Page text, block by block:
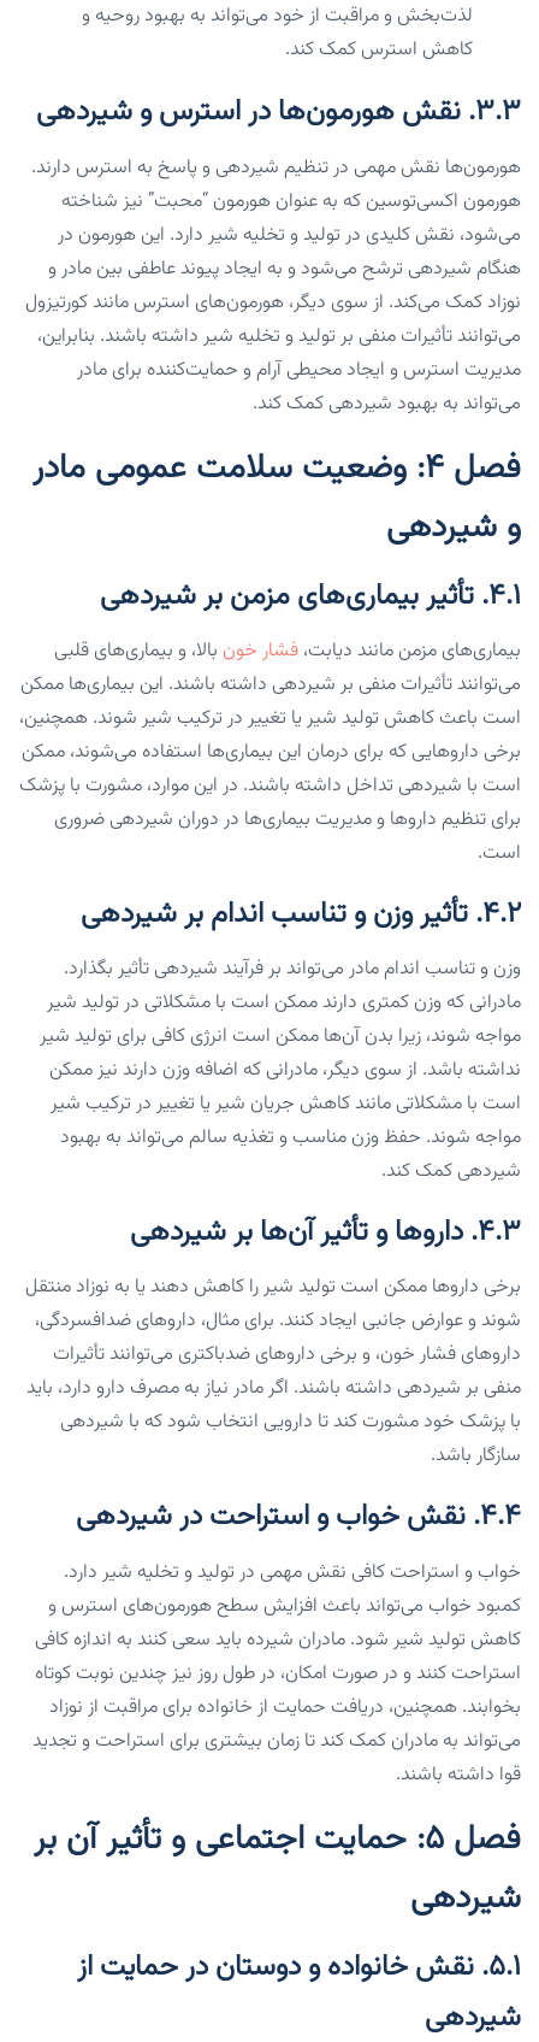
لذت‌بخش و مراقبت از خود می‌تواند به بهبود روحیه و
کاهش استرس کمک کند.
۳.۳. نقش هورمون‌ها در استرس و شیردهی
هورمون‌ها نقش مهمی در تنظیم شیردهی و پاسخ به استرس دارند.
هورمون اکسی‌توسین که به عنوان هورمون “محبت” نیز شناخته
می‌شود، نقش کلیدی در تولید و تخلیه شیر دارد. این هورمون در
هنگام شیردهی ترشح می‌شود و به ایجاد پیوند عاطفی بین مادر و
نوزاد کمک می‌کند. از سوی دیگر، هورمون‌های استرس مانند کورتیزول
می‌توانند تأثیرات منفی بر تولید و تخلیه شیر داشته باشند. بنابراین،
مدیریت استرس و ایجاد محیطی آرام و حمایت‌کننده برای مادر
می‌تواند به بهبود شیردهی کمک کند.
فصل ۴: وضعیت سلامت عمومی مادر
و شیردهی
۴.۱. تأثیر بیماری‌های مزمن بر شیردهی
بیماری‌های مزمن مانند دیابت، فشار خون بالا، و بیماری‌های قلبی
می‌توانند تأثیرات منفی بر شیردهی داشته باشند. این بیماری‌ها ممکن
است باعث کاهش تولید شیر یا تغییر در ترکیب شیر شوند. همچنین،
برخی داروهایی که برای درمان این بیماری‌ها استفاده می‌شوند، ممکن
است با شیردهی تداخل داشته باشند. در این موارد، مشورت با پزشک
برای تنظیم داروها و مدیریت بیماری‌ها در دوران شیردهی ضروری
است.
۴.۲. تأثیر وزن و تناسب اندام بر شیردهی
وزن و تناسب اندام مادر می‌تواند بر فرآیند شیردهی تأثیر بگذارد.
مادرانی که وزن کمتری دارند ممکن است با مشکلاتی در تولید شیر
مواجه شوند، زیرا بدن آن‌ها ممکن است انرژی کافی برای تولید شیر
نداشته باشد. از سوی دیگر، مادرانی که اضافه وزن دارند نیز ممکن
است با مشکلاتی مانند کاهش جریان شیر یا تغییر در ترکیب شیر
مواجه شوند. حفظ وزن مناسب و تغذیه سالم می‌تواند به بهبود
شیردهی کمک کند.
۴.۳. داروها و تأثیر آن‌ها بر شیردهی
برخی داروها ممکن است تولید شیر را کاهش دهند یا به نوزاد منتقل
شوند و عوارض جانبی ایجاد کنند. برای مثال، داروهای ضدافسردگی،
داروهای فشار خون، و برخی داروهای ضدباکتری می‌توانند تأثیرات
منفی بر شیردهی داشته باشند. اگر مادر نیاز به مصرف دارو دارد، باید
با پزشک خود مشورت کند تا دارویی انتخاب شود که با شیردهی
سازگار باشد.
۴.۴. نقش خواب و استراحت در شیردهی
خواب و استراحت کافی نقش مهمی در تولید و تخلیه شیر دارد.
کمبود خواب می‌تواند باعث افزایش سطح هورمون‌های استرس و
کاهش تولید شیر شود. مادران شیرده باید سعی کنند به اندازه کافی
استراحت کنند و در صورت امکان، در طول روز نیز چندین نوبت کوتاه
بخوابند. همچنین، دریافت حمایت از خانواده برای مراقبت از نوزاد
می‌تواند به مادران کمک کند تا زمان بیشتری برای استراحت و تجدید
قوا داشته باشند.
فصل ۵: حمایت اجتماعی و تأثیر آن بر
شیردهی
۵.۱. نقش خانواده و دوستان در حمایت از
شیردهی